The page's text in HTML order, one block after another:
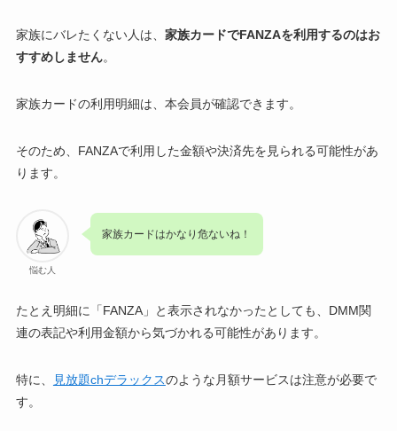
家族にバレたくない人は、 家族カードでFANZAを利用するのはお
すすめしません。
家族カードの利用明細は、本会員が確認できます。
そのため、FANZAで利用した金額や決済先を見られる可能性があ
ります。
悩む人
家族カードはかなり危ないね！
たとえ明細に「FANZA」と表示されなかったとしても、DMM関
連の表記や利用金額から気づかれる可能性があります。
特に、 見放題chデラックスのような月額サービスは注意が必要で
す。